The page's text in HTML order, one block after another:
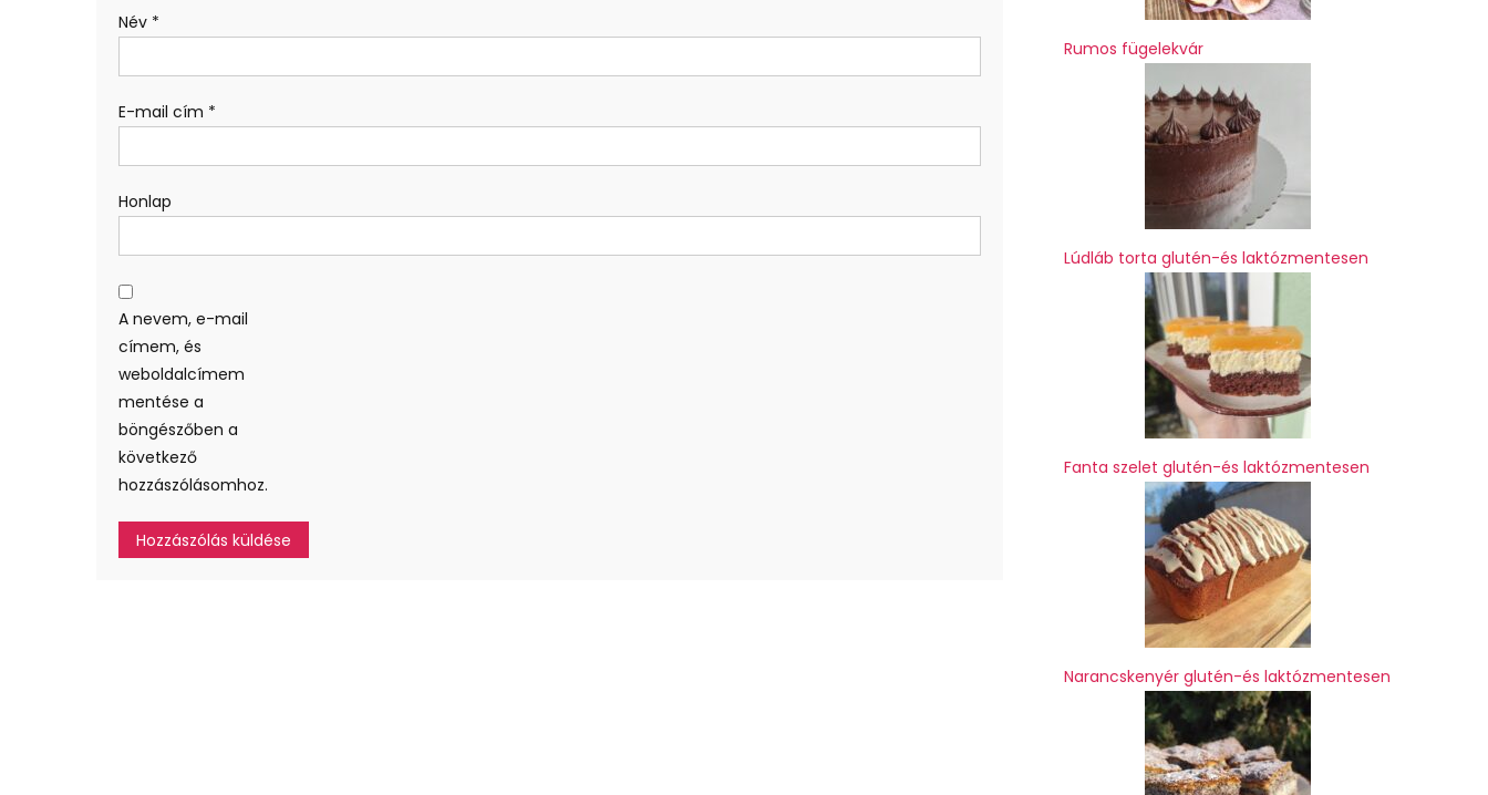
Név *
E-mail cím *
Honlap
A nevem, e-mail
címem, és
weboldalcímem
mentése a
böngészőben a
következő
hozzászólásomhoz.
Rumos fügelekvár
Lúdláb torta glutén-és laktózmentesen
Fanta szelet glutén-és laktózmentesen
Narancskenyér glutén-és laktózmentesen